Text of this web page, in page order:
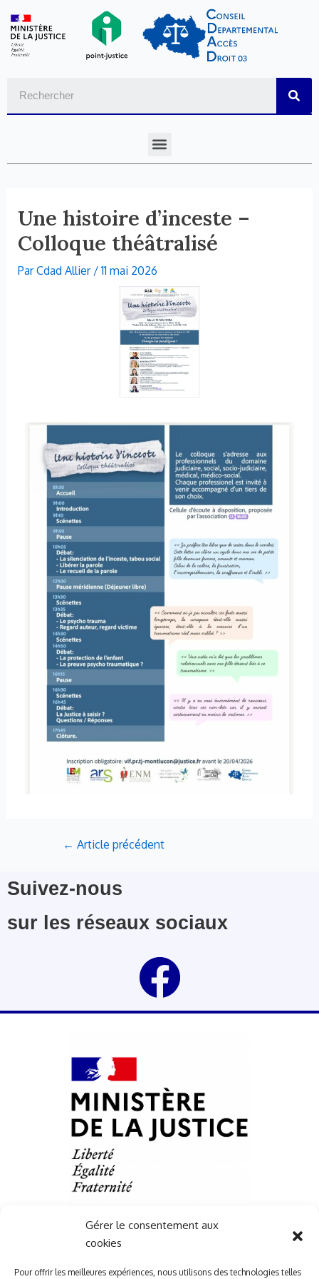
Gérer le consentement aux
cookies
Pour offrir les meilleures expériences, nous utilisons des technologies telles
au
contenu
Menu
Une histoire d’inceste –
Colloque théâtralisé
ParCdad Allier /11 mai 2026
de
l’article
← Article précédent
Suivez-nous
sur les réseaux sociaux
Liens Utile